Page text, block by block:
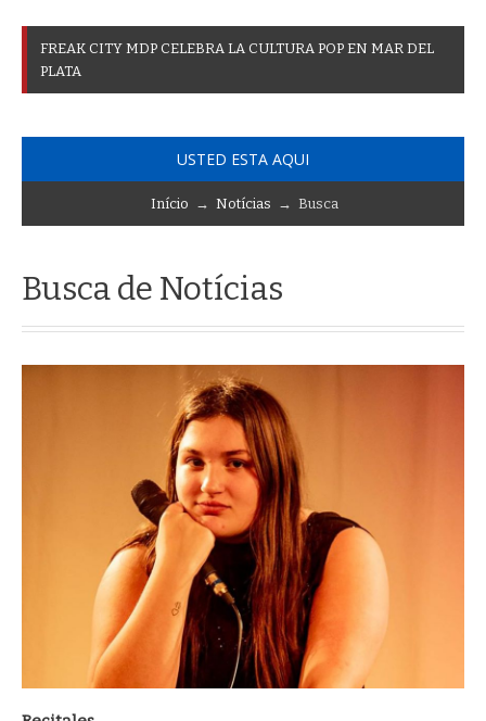
FREAK CITY MDP CELEBRA LA CULTURA POP EN MAR DEL
PLATA
USTED ESTA AQUI
Início → Notícias → Busca
Busca de Notícias